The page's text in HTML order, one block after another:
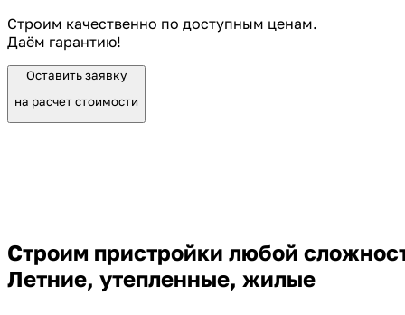
Строим качественно по доступным ценам.
Даём гарантию!
Оставить заявку
на расчет стоимости
Строим пристройки любой
Летние, утепленные, жилые